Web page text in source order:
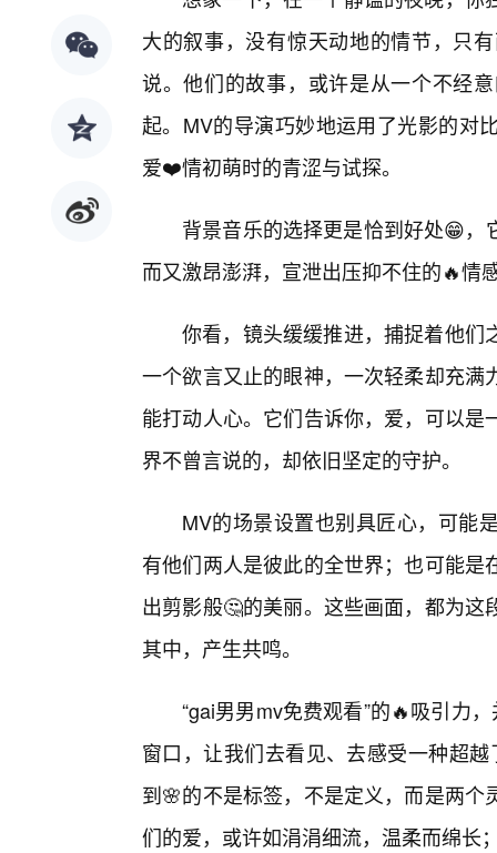
大的叙事，没有惊天动地的情节，只
说。他们的故事，或许是从一个不经
起。MV的导演巧妙地运用了光影的对
爱❤️情初萌时的青涩与试探。
背景音乐的选择更是恰到好处😁
而又激昂澎湃，宣泄出压抑不住的🔥情
你看，镜头缓缓推进，捕捉着他们
一个欲言又止的眼神，一次轻柔却充
能打动人心。它们告诉你，爱，可以
界不曾言说的，却依旧坚定的守护。
MV的场景设置也别具匠心，可能
有他们两人是彼此的全世界；也可能
出剪影般🤔的美丽。这些画面，都为
其中，产生共鸣。
“gai男男mv免费观看”的🔥吸引力
窗口，让我们去看见、去感受一种超
到🌸的不是标签，不是定义，而是两
们的爱，或许如涓涓细流，温柔而绵长